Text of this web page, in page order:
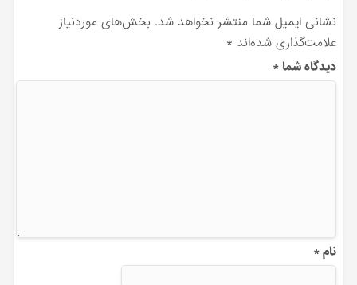
نشانی ایمیل شما منتشر نخواهد شد. بخش‌های موردنیاز
علامت‌گذاری شده‌اند *
دیدگاه شما*
نام*